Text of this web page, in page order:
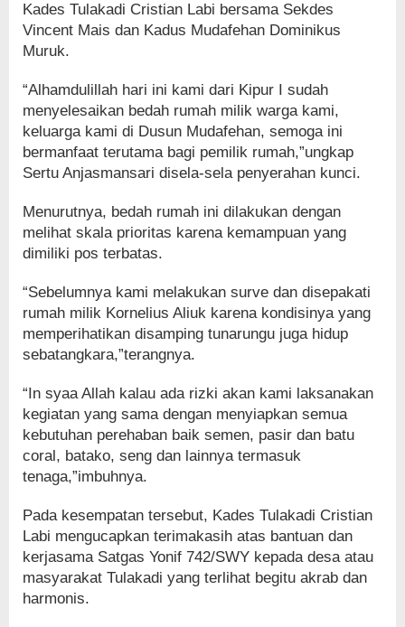
Kades Tulakadi Cristian Labi bersama Sekdes
Vincent Mais dan Kadus Mudafehan Dominikus
Muruk.
“Alhamdulillah hari ini kami dari Kipur I sudah
menyelesaikan bedah rumah milik warga kami,
keluarga kami di Dusun Mudafehan, semoga ini
bermanfaat terutama bagi pemilik rumah,”ungkap
Sertu Anjasmansari disela-sela penyerahan kunci.
Menurutnya, bedah rumah ini dilakukan dengan
melihat skala prioritas karena kemampuan yang
dimiliki pos terbatas.
“Sebelumnya kami melakukan surve dan disepakati
rumah milik Kornelius Aliuk karena kondisinya yang
memperihatikan disamping tunarungu juga hidup
sebatangkara,”terangnya.
“In syaa Allah kalau ada rizki akan kami laksanakan
kegiatan yang sama dengan menyiapkan semua
kebutuhan perehaban baik semen, pasir dan batu
coral, batako, seng dan lainnya termasuk
tenaga,”imbuhnya.
Pada kesempatan tersebut, Kades Tulakadi Cristian
Labi mengucapkan terimakasih atas bantuan dan
kerjasama Satgas Yonif 742/SWY kepada desa atau
masyarakat Tulakadi yang terlihat begitu akrab dan
harmonis.